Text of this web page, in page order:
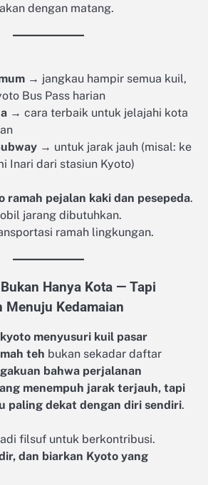
dengan matang.
→ jangkau hampir semua kuil,
Bus Pass harian
→ cara terbaik untuk jelajahi kota
→ untuk jarak jauh (misal: ke
Inari dari stasiun Kyoto)
ramah pejalan kaki dan pesepeda.
jarang dibutuhkan.
ramah lingkungan.
Hanya Kota — Tapi
Menuju Kedamaian
menyusuri kuil pasar
teh bukan sekadar daftar
bahwa perjalanan
menempuh jarak terjauh, tapi
paling dekat dengan diri sendiri.
filsuf untuk berkontribusi.
dan biarkan Kyoto yang